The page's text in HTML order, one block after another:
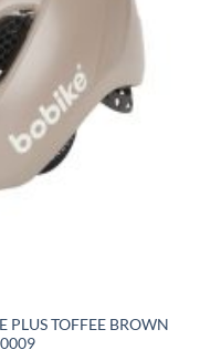
TOFFEE BROWN